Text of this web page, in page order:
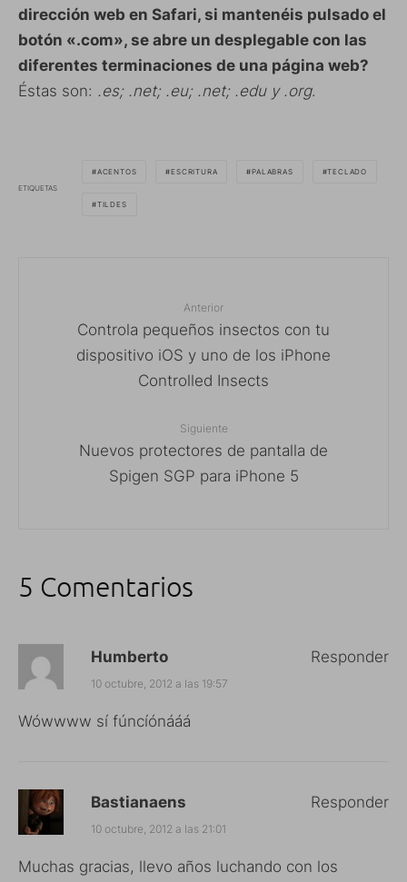
dirección web en Safari, si mantenéis pulsado el
botón «.com», se abre un desplegable con las
diferentes terminaciones de una página web?
Éstas son: .es; .net; .eu; .net; .edu y .org.
ETIQUETAS
ACENTOS ESCRITURA PALABRAS TECLADO
TILDES
Anterior
Controla pequeños insectos con tu
dispositivo iOS y uno de los iPhone
Controlled Insects
Siguiente
Nuevos protectores de pantalla de
Spigen SGP para iPhone 5
5 Comentarios
Humberto
10 octubre, 2012 a las 19:57
Wówwww sí fúncíónááá
Responder
Bastianaens
10 octubre, 2012 a las 21:01
Muchas gracias, llevo años luchando con los
Responder